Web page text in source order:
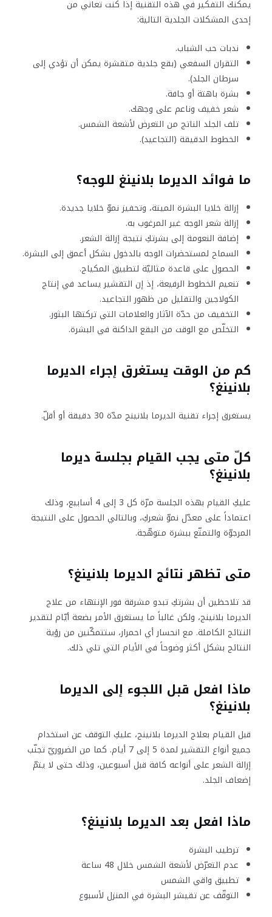
يمكنك التفكير في هذه التقنية إذا كنت تعاني من
إحدى المشكلات الجلدية التالية:
ندبات حب الشباب.
التقران السفعي (بقع جلدية متقشرة يمكن أن تؤدي إلى
سرطان الجلد).
بشرة باهتة أو جافة.
شعر خفيف وناعم على وجهك.
تلف الجلد الناتج من التعرض لأشعة الشمس.
الخطوط الدقيقة (التجاعيد).
ما فوائد الديرما بلانينغ للوجه؟
إزالة خلايا البشرة الميتة، وتحفيز نموّ خلايا جديدة.
إزالة شعر الوجه غير المرغوب به.
إضافة النعومة إلى بشرتكِ نتيجة إزالة الشعر.
السماح لمستحضرات الوجه بالدخول بشكل أعمق إلى البشرة.
الحصول على قاعدة مثاليّة لتطبيق المكياج.
تنعيم الخطوط الرفيعة، إذ إن التقشير يساعد في إنتاج
الكولاجين والتقليل من ظهور التجاعيد.
التخفيف من حدّة الآثار والعلامات التي تركتها البثور.
التخلّص مع الوقت من البقع الداكنة في البشرة.
كم من الوقت يستغرق إجراء الديرما
بلانينغ؟
يستغرق إجراء تقنية الديرما بلانينج مدّة 30 دقيقة أو أقلّ.
كلّ متى يجب القيام بجلسة ديرما
بلانينغ؟
عليكِ القيام بهذه الجلسة مرّة كل 3 إلى 4 أسابيع، وذلك
اعتماداً على معدّل نموّ شعركِ، وبالتالي الحصول على النتيجة
المرجوّة والتمتّع ببشرة متوهّجة.
متى تظهر نتائج الديرما بلانينغ؟
قد تلاحظين أن بشرتكِ تبدو مشرقة فور الإنتهاء من علاج
الديرما بلانينج، ولكن غالباً ما يستغرق الأمر بضعة أيّام لتقدير
النتائج الكاملة. مع انحسار أي احمرار، ستتمكّنين من رؤية
النتائج بشكل أكثر وضوحاً في الأيام التي تلي ذلك.
ماذا افعل قبل اللجوء إلى الديرما
بلانينغ؟
قبل القيام بعلاج الديرما بلانينج، عليكِ التوقف عن استخدام
جميع أنواع التقشير لمدة 5 إلى 7 أيام. كما من الضروريّ تجنّب
إزالة الشعر على أنواعه كافة قبل أسبوعين، وذلك حتى لا يتمّ
إضعاف الجلد.
ماذا افعل بعد الديرما بلانينغ؟
ترطيب البشرة
عدم التعرّض لأشعة الشمس خلال 48 ساعة
تطبيق واقي الشمس
التوقّف عن تقيشر البشرة في المنزل لأسبوع